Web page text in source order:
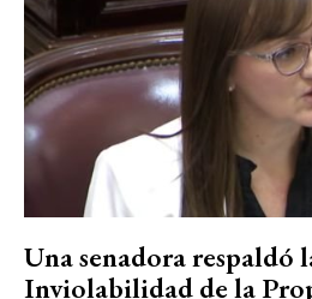
Una senadora respaldó
Inviolabilidad de la